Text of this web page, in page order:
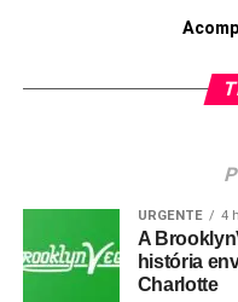
URGENTE 4
A
história
Charlotte